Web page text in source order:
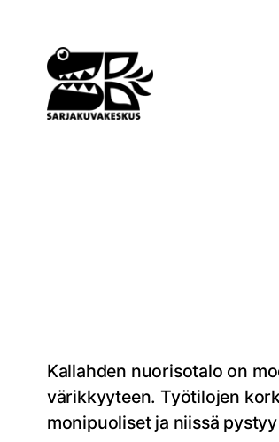
sisältöön
Kallahden nuorisotalo on
värikkyyteen. Työtilojen
monipuoliset ja niissä